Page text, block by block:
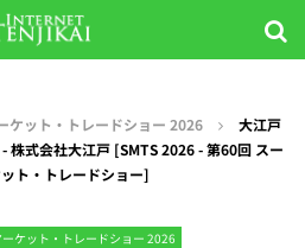
ケット・トレードショー 2026
大江戸
株式会社大江戸 [SMTS 2026 - 第60回 スー
ト・トレードショー]
ケット・トレードショー 2026